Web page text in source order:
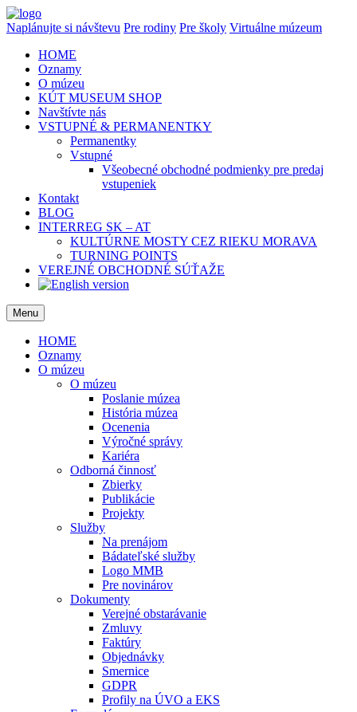
Naplánujte si návštevu Pre rodiny Pre školy Virtuálne múzeum
HOME
Oznamy
O múzeu
KÚT MUSEUM SHOP
Navštívte nás
VSTUPNÉ & PERMANENTKY
Permanentky
Vstupné
Všeobecné obchodné podmienky pre predaj
vstupeniek
Kontakt
BLOG
INTERREG SK – AT
KULTÚRNE MOSTY CEZ RIEKU MORAVA
TURNING POINTS
VEREJNÉ OBCHODNÉ SÚŤAŽE
Menu
HOME
Oznamy
O múzeu
O múzeu
Poslanie múzea
História múzea
Ocenenia
Výročné správy
Kariéra
Odborná činnosť
Zbierky
Publikácie
Projekty
Služby
Na prenájom
Bádateľské služby
Logo MMB
Pre novinárov
Dokumenty
Verejné obstarávanie
Zmluvy
Faktúry
Objednávky
Smernice
GDPR
Profily na ÚVO a EKS